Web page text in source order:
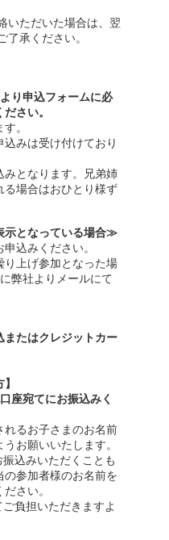
いただいた場合は、翌
了承ください。
り申込フォームに必
さい。
。
みは受け付けており
となります。兄弟姉
る場合はおひとり様ず
示となっている場合≫
込みください。
上げ参加となった場
弊社よりメールにて
またはクレジットカー
座宛てにお振込みく
るお子さまのお名前
お願いいたします。
込みいただくことも
の参加者様のお名前を
さい。
負担いただきますよ